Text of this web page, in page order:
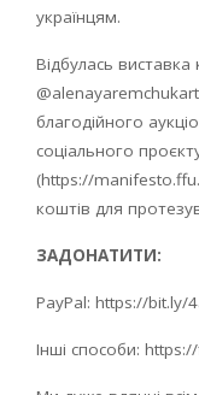
українцям.
Відбулась
@alenayaremchukart
благодійного
соціального
(https://manifesto.ffu.
коштів для
ЗАДОНАТИТИ:
PayPal: https://bit.ly/4
Інші способи: https://